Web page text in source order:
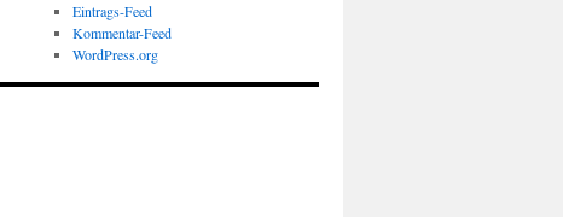
Eintrags-Feed
Kommentar-Feed
WordPress.org